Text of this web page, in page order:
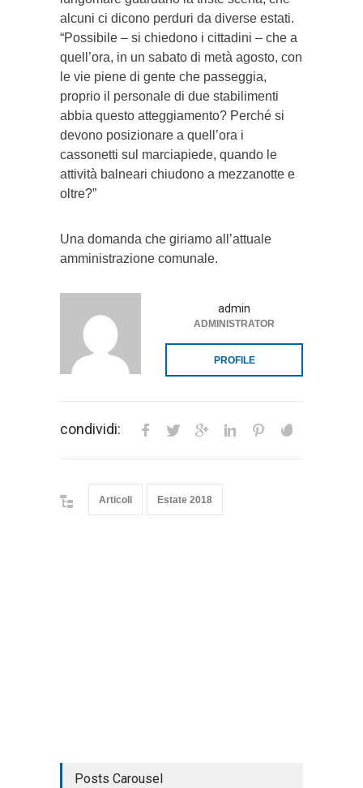
alcuni ci dicono perduri da diverse estati.
“Possibile – si chiedono i cittadini – che a
quell’ora, in un sabato di metà agosto, con
le vie piene di gente che passeggia,
proprio il personale di due stabilimenti
abbia questo atteggiamento? Perché si
devono posizionare a quell’ora i
cassonetti sul marciapiede, quando le
attività balneari chiudono a mezzanotte e
oltre?”
Una domanda che giriamo all’attuale
amministrazione comunale.
admin
ADMINISTRATOR
PROFILE
condividi:
Articoli Estate 2018
Posts Carousel